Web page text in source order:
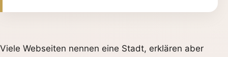
Viele Webseiten nennen eine Stadt, erklären aber